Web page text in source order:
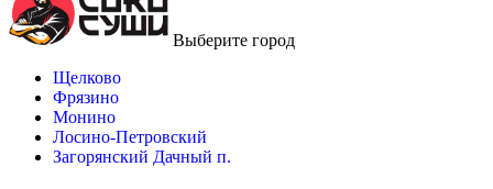
Выберите город
Щелково
Фрязино
Монино
Лосино-Петровский
Загорянский Дачный п.